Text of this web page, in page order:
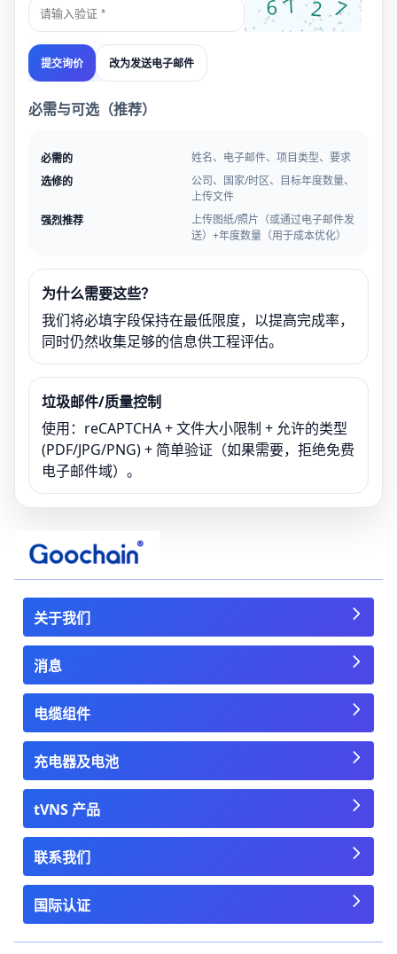
提交询价 改为发送电子邮件
必需与可选（推荐）
必需的
姓名、电子邮件、项目类型、要求
选修的
公司、国家/时区、目标年度数量、
上传文件
强烈推荐
上传图纸/照片（或通过电子邮件发
送）+年度数量（用于成本优化）
为什么需要这些？
我们将必填字段保持在最低限度，以提高完成率，
同时仍然收集足够的信息供工程评估。
垃圾邮件/质量控制
使用：reCAPTCHA + 文件大小限制 + 允许的类型
(PDF/JPG/PNG) + 简单验证（如果需要，拒绝免费
电子邮件域）。
关于我们
消息
电缆组件
充电器及电池
tVNS 产品
联系我们
国际认证